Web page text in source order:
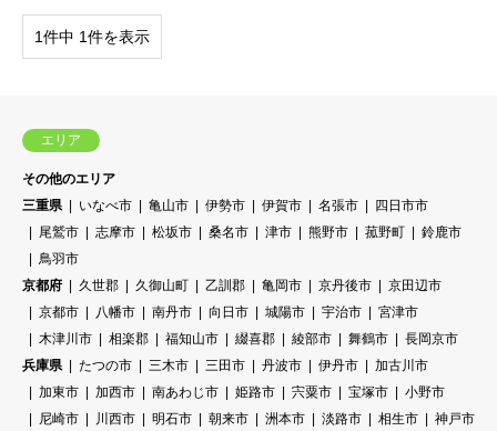
1件中 1件を表示
エリア
その他のエリア
三重県
いなべ市 亀山市 伊勢市 伊賀市 名張市
四日市市
尾鷲市
志摩市 松坂市 桑名市 津市 熊野市 菰野町
鈴鹿市
鳥羽市
京都府
久世郡 久御山町 乙訓郡 亀岡市 京丹後市
京田辺市
京都市
八幡市 南丹市 向日市 城陽市 宇治市
宮津市
木津川市
相楽郡 福知山市 綴喜郡 綾部市 舞鶴市
長岡京市
兵庫県
たつの市 三木市 三田市 丹波市 伊丹市
加古川市
加東市
加西市 南あわじ市 姫路市 宍粟市 宝塚市
小野市
尼崎市
川西市 明石市 朝来市 洲本市 淡路市 相生市
神戸市